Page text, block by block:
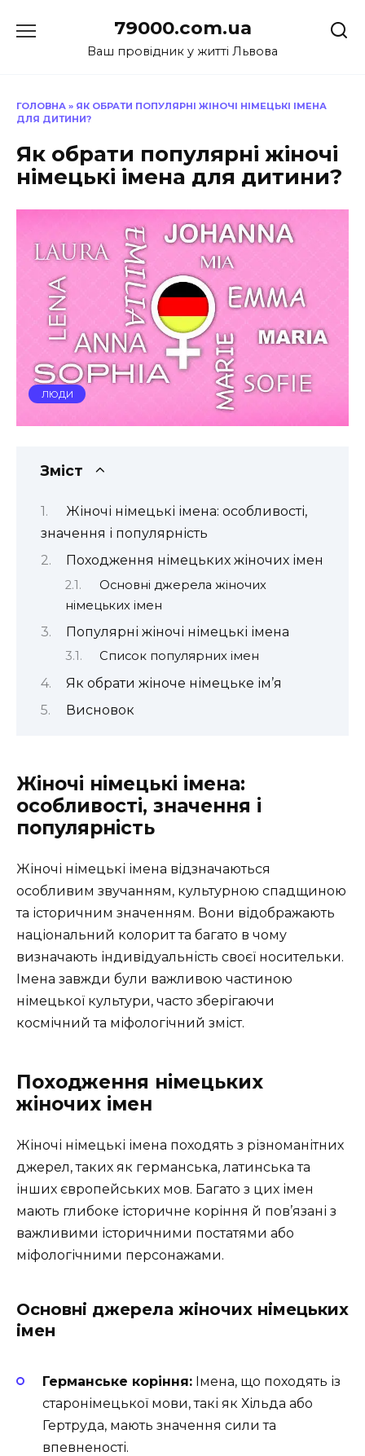
до
79000.com.ua
Ваш провідник у житті Львова
ГОЛОВНА » ЯК ОБРАТИ ПОПУЛЯРНІ ЖІНОЧІ НІМЕЦЬКІ ІМЕНА
ДЛЯ ДИТИНИ?
Як обрати популярні жіночі
німецькі імена для дитини?
ЛЮДИ
Зміст
Жіночі німецькі імена: особливості,
значення і популярність
Походження німецьких жіночих імен
Основні джерела жіночих
німецьких імен
Популярні жіночі німецькі імена
Список популярних імен
Як обрати жіноче німецьке ім’я
Висновок
Жіночі німецькі імена:
особливості, значення і
популярність
Жіночі німецькі імена відзначаються
особливим звучанням, культурною спадщиною
та історичним значенням. Вони відображають
національний колорит та багато в чому
визначають індивідуальність своєї носительки.
Імена завжди були важливою частиною
німецької культури, часто зберігаючи
космічний та міфологічний зміст.
Походження німецьких
жіночих імен
Жіночі німецькі імена походять з різноманітних
джерел, таких як германська, латинська та
інших європейських мов. Багато з цих імен
мають глибоке історичне коріння й пов’язані з
важливими історичними постатями або
міфологічними персонажами.
Основні джерела жіночих німецьких
імен
Германське коріння: Імена, що походять із
старонімецької мови, такі як Хільда або
Гертруда, мають значення сили та
впевненості.